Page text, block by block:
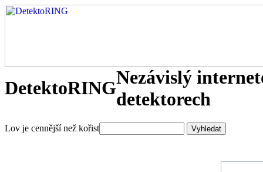
DetektoRINGNezávislý
detektorech
Lov je cennější než kořist